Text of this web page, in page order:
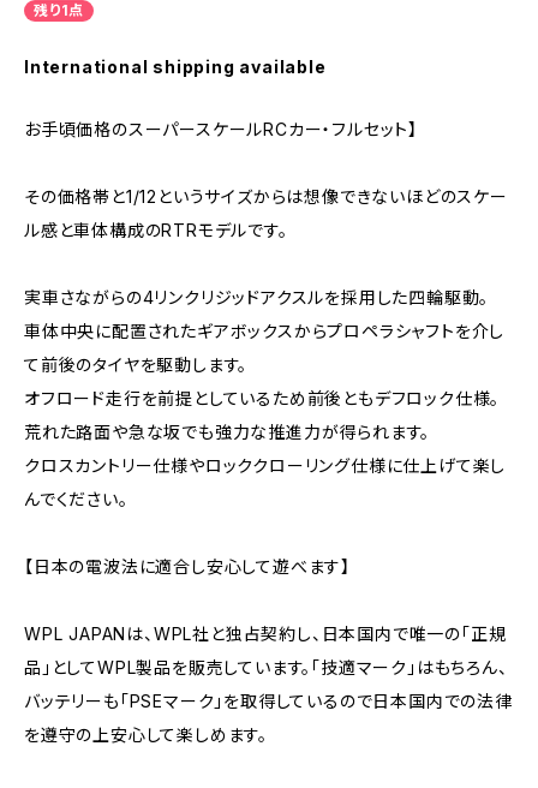
残り1点
International shipping available
お手頃価格のスーパースケールRCカー・フルセット】
その価格帯と1/12というサイズからは想像できないほどのスケー
ル感と車体構成のRTRモデルです。
実車さながらの4リンクリジッドアクスルを採用した四輪駆動。
車体中央に配置されたギアボックスからプロペラシャフトを介し
て前後のタイヤを駆動します。
オフロード走行を前提としているため前後ともデフロック仕様。
荒れた路面や急な坂でも強力な推進力が得られます。
クロスカントリー仕様やロッククローリング仕様に仕上げて楽し
んでください。
【日本の電波法に適合し安心して遊べます】
WPL JAPANは、WPL社と独占契約し、日本国内で唯一の「正規
品」としてWPL製品を販売しています。「技適マーク」はもちろん、
バッテリーも「PSEマーク」を取得しているので日本国内での法律
を遵守の上安心して楽しめます。